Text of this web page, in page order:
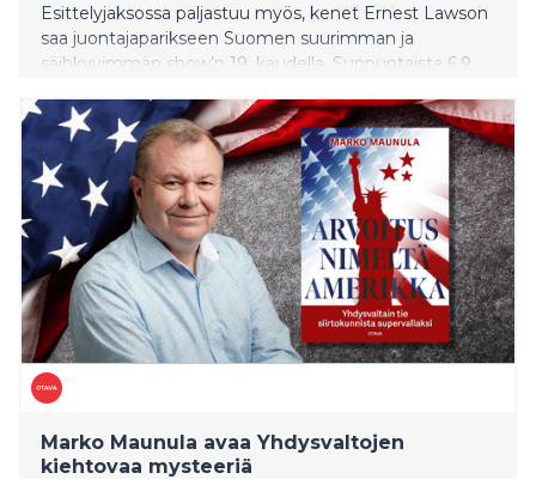
Esittelyjaksossa paljastuu myös, kenet Ernest Lawson
saa juontajaparikseen Suomen suurimman ja
säihkyvimmän show’n 19. kaudella. Sunnuntaista 6.9.
näyttävämmillä tanssiesityksillä ja uudistuneen TTK-
orkesterin sulosoinnuilla.
Marko Maunula avaa Yhdysvaltojen
kiehtovaa mysteeriä